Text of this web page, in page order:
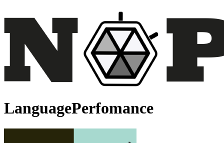
LanguagePerfomance